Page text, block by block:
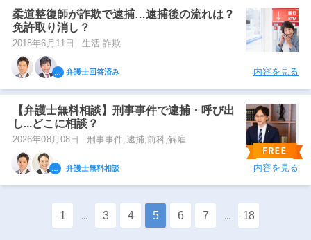
柔道整復師が詐欺で逮捕…逮捕後の流れは？
免許取り消し？
2018年6月11日 生活 詐欺
弁護士回答済み 内容を見る
【弁護士無料相談】刑事事件で逮捕・呼び出
し...どこに相談？
2026年08月08日 刑事事件,逮捕,前科,解雇
弁護士無料相談 内容を見る
1 ... 3 4 5 6 7 ... 18